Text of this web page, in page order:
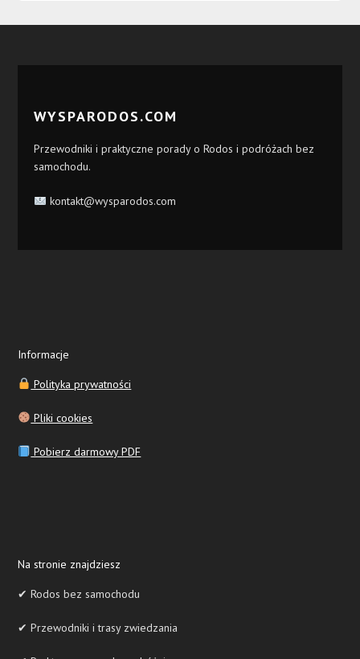
WYSPARODOS.COM
Przewodniki i praktyczne porady o Rodos i podróżach bez
samochodu.
kontakt@wysparodos.com
Informacje
Polityka prywatności
Pliki cookies
Pobierz darmowy PDF
Na stronie znajdziesz
✔ Rodos bez samochodu
✔ Przewodniki i trasy zwiedzania